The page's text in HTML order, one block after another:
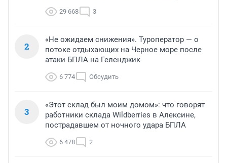
29 668 3
2
«Не ожидаем снижения». Туроператор — о
потоке отдыхающих на Черное море после
атаки БПЛА на Геленджик
6 774 Обсудить
3
«Этот склад был моим домом»: что говорят
работники склада Wildberries в Алексине,
пострадавшем от ночного удара БПЛА
6 478 2